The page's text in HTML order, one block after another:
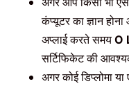
कंप्यूटर का ज्ञान
अप्लाई करते समय O
सर्टिफिकेट की
अगर कोई डिप्लोमा